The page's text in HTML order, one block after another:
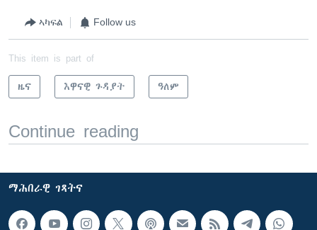
ኣካፍል Follow us
This item is part of
ዜና እዋናዊ ጉዳያት ዓለም
Continue reading
ማሕበራዊ ገጻትና